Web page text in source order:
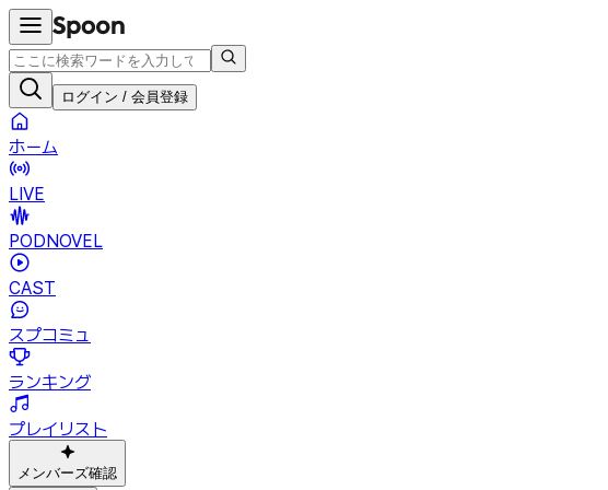
ログイン / 会員登録
ホーム
LIVE
PODNOVEL
CAST
スプコミュ
ランキング
プレイリスト
メンバーズ確認